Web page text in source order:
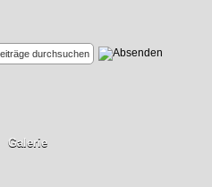
Galerie